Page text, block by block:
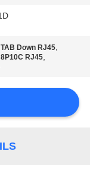
Down RJ45,
RJ45,